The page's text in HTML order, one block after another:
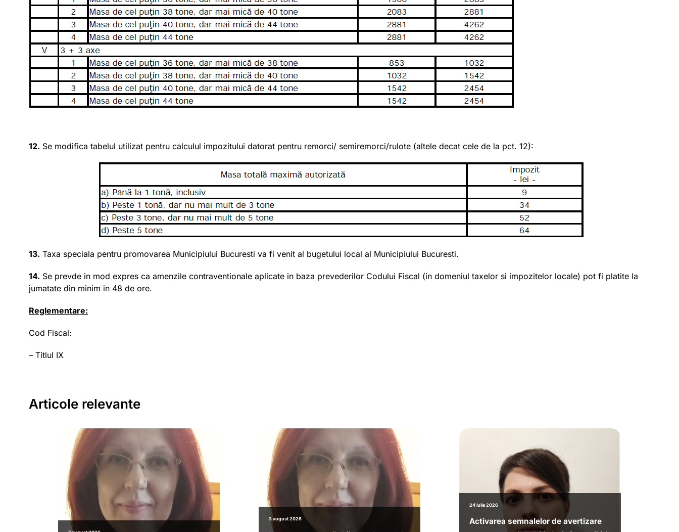
12. Se modifica tabelul utilizat pentru calculul impozitului datorat pentru remorci/ semiremorci/rulote (altele decat cele de la pct. 12):
13. Taxa speciala pentru promovarea Municipiului Bucuresti va fi venit al bugetului local al Municipiului Bucuresti.
14. Se prevde in mod expres ca amenzile contraventionale aplicate in baza prevederilor Codului Fiscal (in domeniul taxelor si impozitelor locale) pot fi platite la
jumatate din minim in 48 de ore.
Reglementare:
Cod Fiscal:
– Titlul IX
Articole relevante
3 august 2026
24 iulie 2026
Activarea semnalelor de avertizare